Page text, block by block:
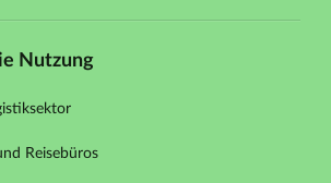
Nutzung
Reisebüros